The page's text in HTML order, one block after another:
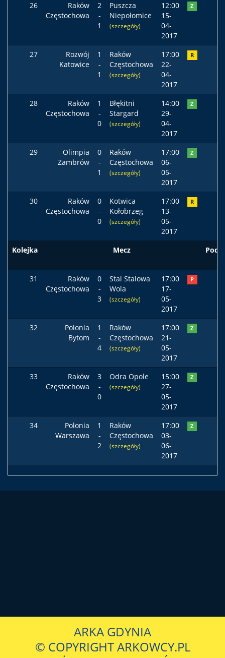
26
Raków
Częstochowa
2
-
1
Puszcza
Niepołomice
(szczegóły)
12:00
15-
04-
2017
Z
27
Rozwój
Katowice
1
-
1
Raków
Częstochowa
(szczegóły)
17:00
22-
04-
2017
R
28
Raków
Częstochowa
1
-
0
Błękitni
Stargard
(szczegóły)
14:00
29-
04-
2017
Z
29
Olimpia
Zambrów
0
-
1
Raków
Częstochowa
(szczegóły)
17:00
06-
05-
2017
Z
30
Raków
Częstochowa
0
-
0
Kotwica
Kołobrzeg
(szczegóły)
17:00
13-
05-
2017
R
Kolejka Mecz Podst
31
Raków
Częstochowa
0
-
3
Stal Stalowa
Wola
(szczegóły)
17:00
17-
05-
2017
P
32
Polonia
Bytom
1
-
4
Raków
Częstochowa
(szczegóły)
17:00
21-
05-
2017
Z
33
Raków
Częstochowa
3
-
0
Odra Opole
(szczegóły)
15:00
27-
05-
2017
Z
34
Polonia
Warszawa
1
-
2
Raków
Częstochowa
(szczegóły)
17:00
03-
06-
2017
Z
ARKA GDYNIA
© COPYRIGHT ARKOWCY.PL